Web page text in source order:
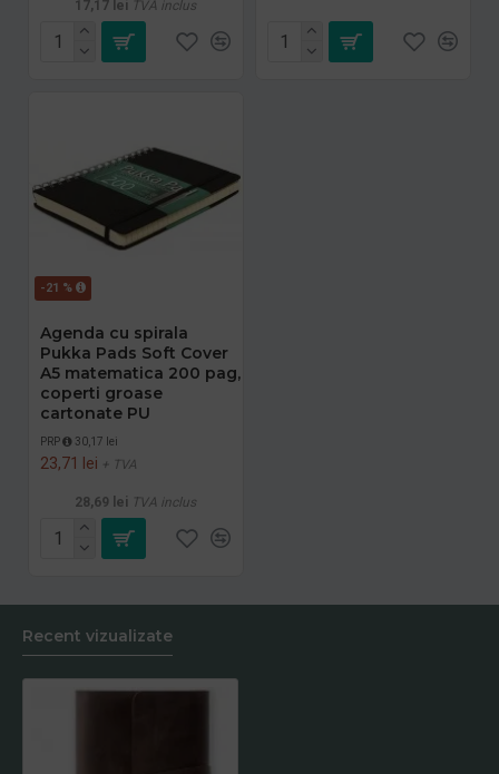
17,17 lei TVA inclus
-21 %
Agenda cu spirala
Pukka Pads Soft Cover
A5 matematica 200 pag,
coperti groase
cartonate PU
PRP 30,17 lei
23,71 lei + TVA
28,69 lei TVA inclus
Recent vizualizate